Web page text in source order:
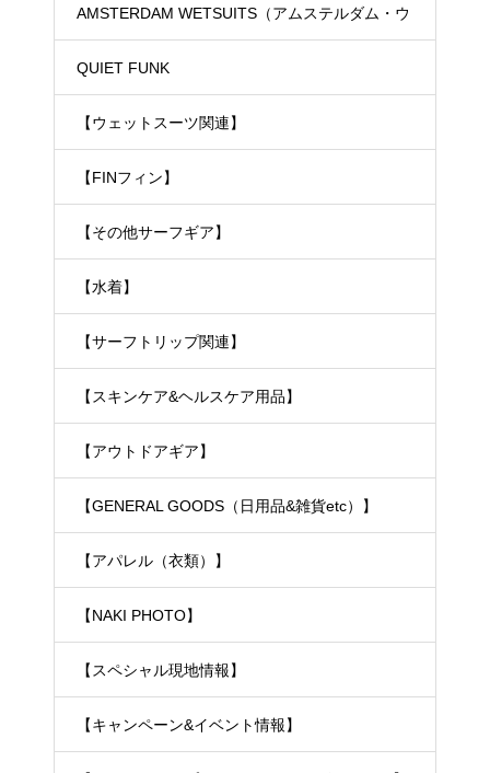
ド）
AMSTERDAM WETSUITS（アムステルダム・ウ
ェットスーツ）
QUIET FUNK
【ウェットスーツ関連】
【FINフィン】
【その他サーフギア】
【水着】
【サーフトリップ関連】
【スキンケア&ヘルスケア用品】
【アウトドアギア】
【GENERAL GOODS（日用品&雑貨etc）】
【アパレル（衣類）】
【NAKI PHOTO】
【スペシャル現地情報】
【キャンペーン&イベント情報】